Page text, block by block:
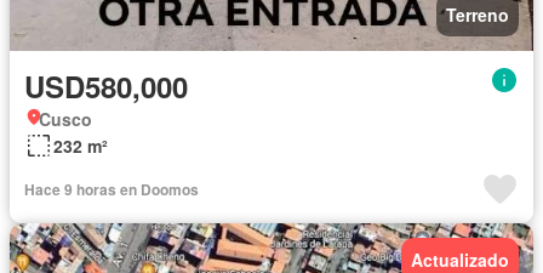
Terreno
USD580,000
Cusco
232 m²
Hace 9 horas en Doomos
Actualizado